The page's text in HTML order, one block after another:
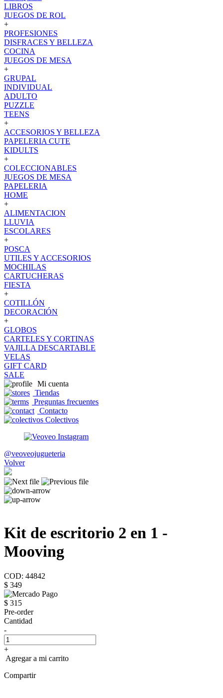
LIBROS
JUEGOS DE ROL
+
PROFESIONES
DISFRACES Y BELLEZA
COCINA
JUEGOS DE MESA
+
GRUPAL
INDIVIDUAL
ADULTO
PUZZLE
TEENS
+
ACCESORIOS Y BELLEZA
PAPELERIA CUTE
KIDULTS
+
COLECCIONABLES
JUEGOS DE MESA
PAPELERIA
HOME
+
ALIMENTACION
LLUVIA
ESCOLARES
+
POSCA
UTILES Y ACCESORIOS
MOCHILAS
CARTUCHERAS
FIESTA
+
COTILLÓN
DECORACIÓN
+
GLOBOS
CARTELES Y CORTINAS
VAJILLA DESCARTABLE
VELAS
GIFT CARD
SALE
Mi cuenta
Tiendas
Preguntas frecuentes
Contacto
Colectivos
@veoveojugueteria
Volver
Kit de escritorio 2 en 1 -
Mooving
COD: 44842
$ 349
$ 315
Pre-order
Cantidad
-
+
Agregar a mi carrito
Compartir